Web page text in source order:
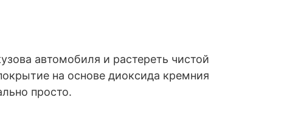
‎автомобиля и растереть чистой
на основе диоксида кремния
просто.